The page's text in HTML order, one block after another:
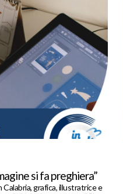
si fa preghiera”
Calabria, grafica, illustratrice e